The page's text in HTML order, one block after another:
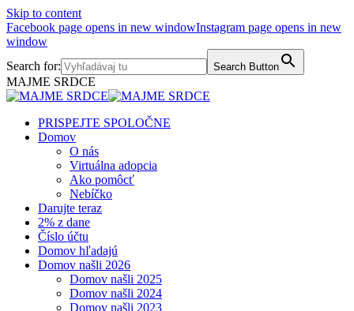
Skip to content
Facebook page opens in new windowInstagram page opens in new
window
Search for:
Search Button
MAJME SRDCE
PRISPEJTE SPOLOČNE
Domov
O nás
Virtuálna adopcia
Ako pomôcť
Nebíčko
Darujte teraz
2% z dane
Číslo účtu
Domov hľadajú
Domov našli 2026
Domov našli 2025
Domov našli 2024
Domov našli 2023